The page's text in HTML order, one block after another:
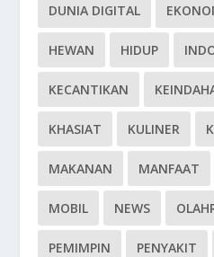
DUNIA DIGITAL
HEWAN HIDUP
KECANTIKAN
KHASIAT KULINER
MAKANAN MANFAAT
MOBIL NEWS
PEMIMPIN PENYAKIT